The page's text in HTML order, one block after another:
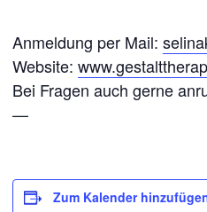
Anmeldung per Mail:
Website:
Bei Fragen auch gerne
—
Zum Kalender